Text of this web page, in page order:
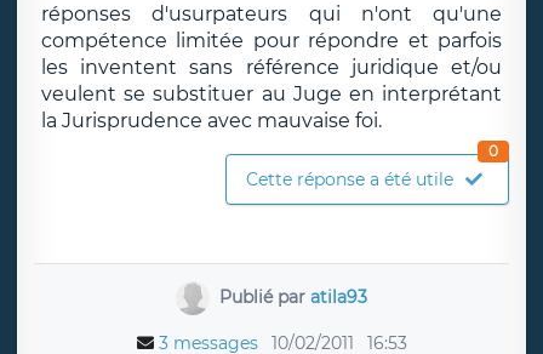
réponses d'usurpateurs qui n'ont qu'une
compétence limitée pour répondre et parfois
les inventent sans référence juridique et/ou
veulent se substituer au Juge en interprétant
la Jurisprudence avec mauvaise foi.
Cette réponse a été utile
0
Publié par atila93
3 messages 10/02/2011 16:53